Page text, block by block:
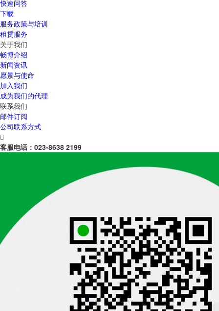
快速问答
下载
服务政策与培训
租赁服务
关于我们
畅博介绍
新闻资讯
愿景与使命
加入我们
成为我们的代理
联系我们
邮件订阅
公司联系方式

客服电话： 023-8638 2199